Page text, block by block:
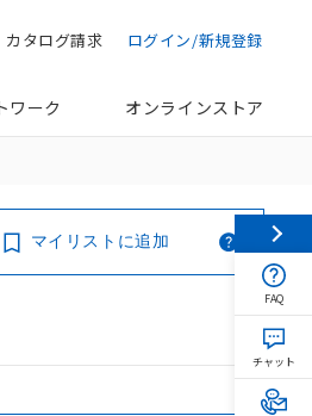
ログイン/新規登録
カタログ請求
ワーク オンラインストア
マイリストに追加
FAQ
チャット